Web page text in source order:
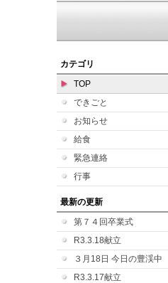
カテゴリ
TOP
できごと
お知らせ
給食
緊急連絡
行事
最新の更新
第７４回卒業式
R3.3.18献立
３月18日 今日の豊渓中
R3.3.17献立